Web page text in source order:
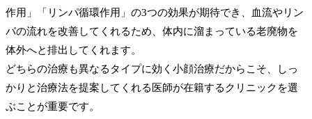
作用」「リンパ循環作用」の3つの効果が期待でき、血流やリン
パの流れを改善してくれるため、体内に溜まっている老廃物を
体外へと排出してくれます。
どちらの治療も異なるタイプに効く小顔治療だからこそ、しっ
かりと治療法を提案してくれる医師が在籍するクリニックを選
ぶことが重要です。